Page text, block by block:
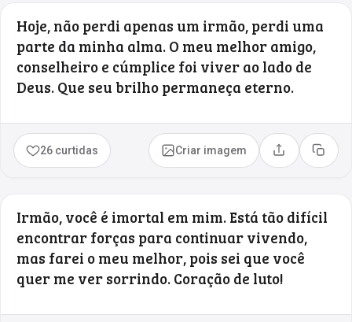
Hoje, não perdi apenas um irmão, perdi uma
parte da minha alma. O meu melhor amigo,
conselheiro e cúmplice foi viver ao lado de
Deus. Que seu brilho permaneça eterno.
26 curtidas Criar imagem Compartilhar
Copiar
Irmão, você é imortal em mim. Está tão difícil
encontrar forças para continuar vivendo,
mas farei o meu melhor, pois sei que você
quer me ver sorrindo. Coração de luto!